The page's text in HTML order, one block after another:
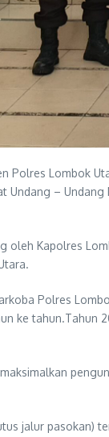
Polres Lombok
Undang –
oleh Kapolres
Polres
ke tahun.Tahun
jalur pasokan)